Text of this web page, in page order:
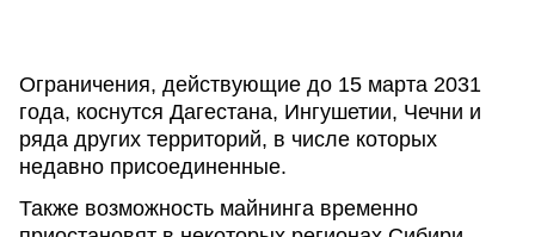
Ограничения, действующие до 15 марта 2031
года, коснутся Дагестана, Ингушетии, Чечни и
ряда других территорий, в числе которых
недавно присоединенные.
Также возможность майнинга временно